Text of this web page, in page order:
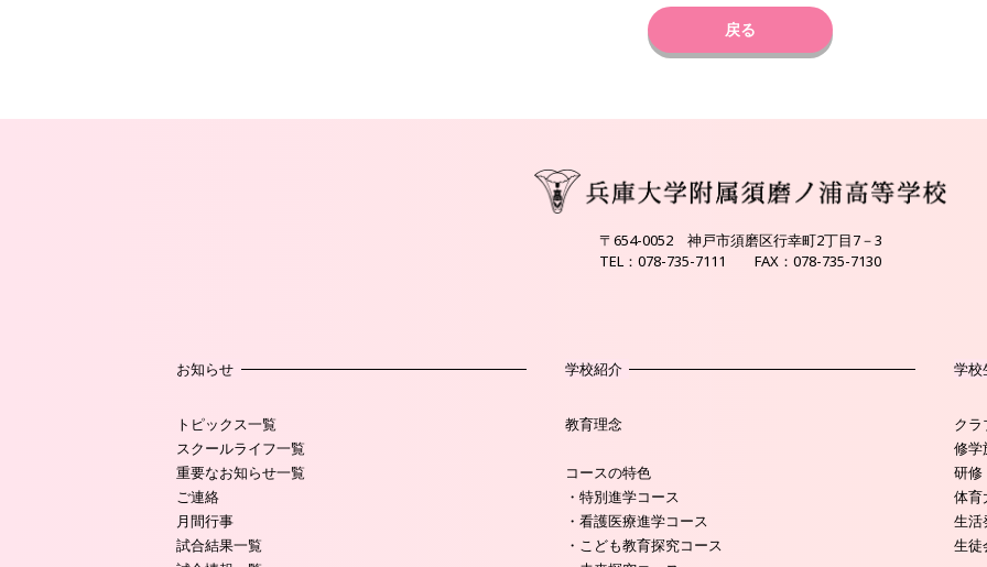
戻る
〒654-0052 神戸市須磨区行幸町2丁目7－3
TEL：078-735-7111 FAX：078-735-7130
お知らせ
トピックス一覧
スクールライフ一覧
重要なお知らせ一覧
ご連絡
月間行事
試合結果一覧
学校紹介
教育理念
コースの特色
・特別進学コース
・看護医療進学コース
・こども教育探究コース
学校
クラ
修学
研修
体育
生活
生徒